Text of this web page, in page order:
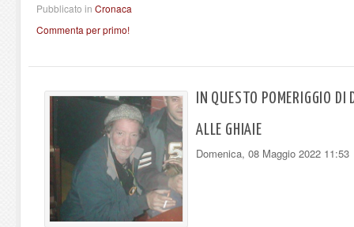
Pubblicato in Cronaca
Commenta per primo!
IN QUESTO POMERIGGIO
ALLE GHIAIE
Domenica, 08 Maggio 2022 11:53